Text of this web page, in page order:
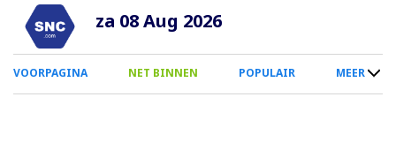
Overslaan
naar
inhoud
za 08 Aug 2026
0
Smartphone
VOORPAGINA NET BINNEN POPULAIR MEER